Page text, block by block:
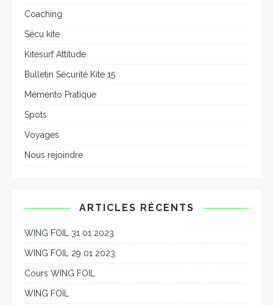
Coaching
Sécu kite
Kitesurf Attitude
Bulletin Sécurité Kite 15
Mémento Pratique
Spots
Voyages
Nous rejoindre
ARTICLES RÉCENTS
WING FOIL 31 01 2023
WING FOIL 29 01 2023
Cours WING FOIL
WING FOIL